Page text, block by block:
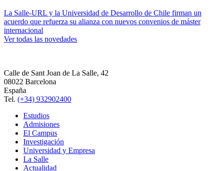
La Salle-URL y la Universidad de Desarrollo de Chile firman un
acuerdo que refuerza su alianza con nuevos convenios de máster
internacional
Ver todas las novedades
Calle de Sant Joan de La Salle, 42
08022 Barcelona
España
Tel. (+34) 932902400
Estudios
Admisiones
El Campus
Investigación
Universidad y Empresa
La Salle
Actualidad